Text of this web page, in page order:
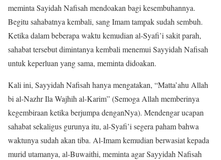
meminta Sayidah Nafisah mendoakan bagi kesembuhannya.
Begitu sahabatnya kembali, sang Imam tampak sudah sembuh.
Ketika dalam beberapa waktu kemudian al-Syafi’i sakit parah,
sahabat tersebut dimintanya kembali menemui Sayyidah Nafisah
untuk keperluan yang sama, meminta didoakan.
Kali ini, Sayyidah Nafisah hanya mengatakan, “Matta’ahu Allah
bi al-Nazhr Ila Wajhih al-Karim” (Semoga Allah memberinya
kegembiraan ketika berjumpa denganNya). Mendengar ucapan
sahabat sekaligus gurunya itu, al-Syafi’i segera paham bahwa
waktunya sudah akan tiba. Al-Imam kemudian berwasiat kepada
murid utamanya, al-Buwaithi, meminta agar Sayyidah Nafisah